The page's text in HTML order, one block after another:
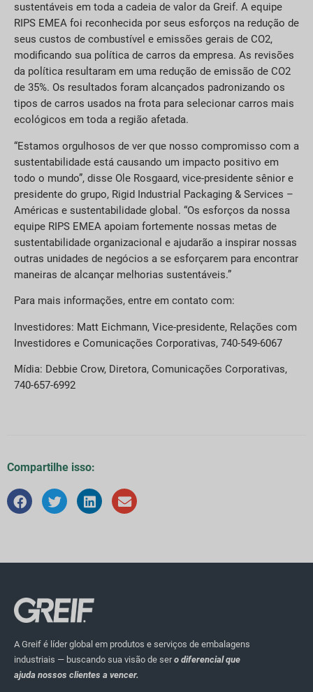
sustentáveis em toda a cadeia de valor da Greif. A equipe
RIPS EMEA foi reconhecida por seus esforços na redução de
seus custos de combustível e emissões gerais de CO2,
modificando sua política de carros da empresa. As revisões
da política resultaram em uma redução de emissão de CO2
de 35%. Os resultados foram alcançados padronizando os
tipos de carros usados na frota para selecionar carros mais
ecológicos em toda a região afetada.
“Estamos orgulhosos de ver que nosso compromisso com a
sustentabilidade está causando um impacto positivo em
todo o mundo”, disse Ole Rosgaard, vice-presidente sênior e
presidente do grupo, Rigid Industrial Packaging & Services –
Américas e sustentabilidade global. “Os esforços da nossa
equipe RIPS EMEA apoiam fortemente nossas metas de
sustentabilidade organizacional e ajudarão a inspirar nossas
outras unidades de negócios a se esforçarem para encontrar
maneiras de alcançar melhorias sustentáveis.”
Para mais informações, entre em contato com:
Investidores: Matt Eichmann, Vice-presidente, Relações com
Investidores e Comunicações Corporativas, 740-549-6067
Mídia: Debbie Crow, Diretora, Comunicações Corporativas,
740-657-6992
Compartilhe isso:
A Greif é líder global em produtos e serviços de embalagens
industriais — buscando sua visão de sero diferencial que
ajuda nossos clientes a vencer.